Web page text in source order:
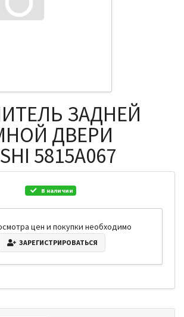
ЗАДНЕЙ
ДВЕРИ
5815A067
В наличии
цен и покупки необходимо
ЗАРЕГИСТРИРОВАТЬСЯ